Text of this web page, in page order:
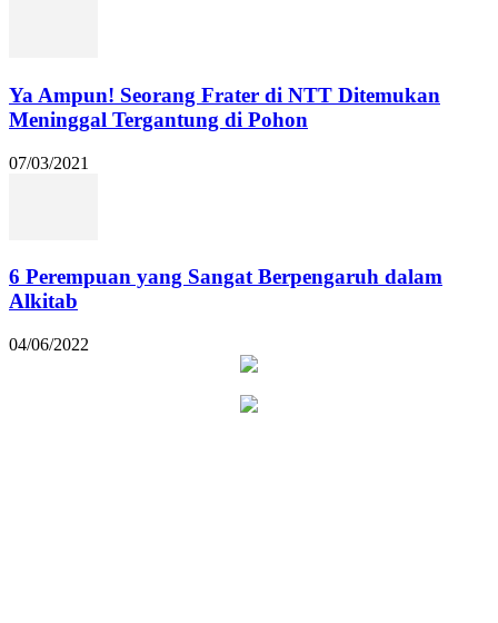
Ya Ampun! Seorang Frater di NTT Ditemukan
Meninggal Tergantung di Pohon
07/03/2021
6 Perempuan yang Sangat Berpengaruh dalam
Alkitab
04/06/2022